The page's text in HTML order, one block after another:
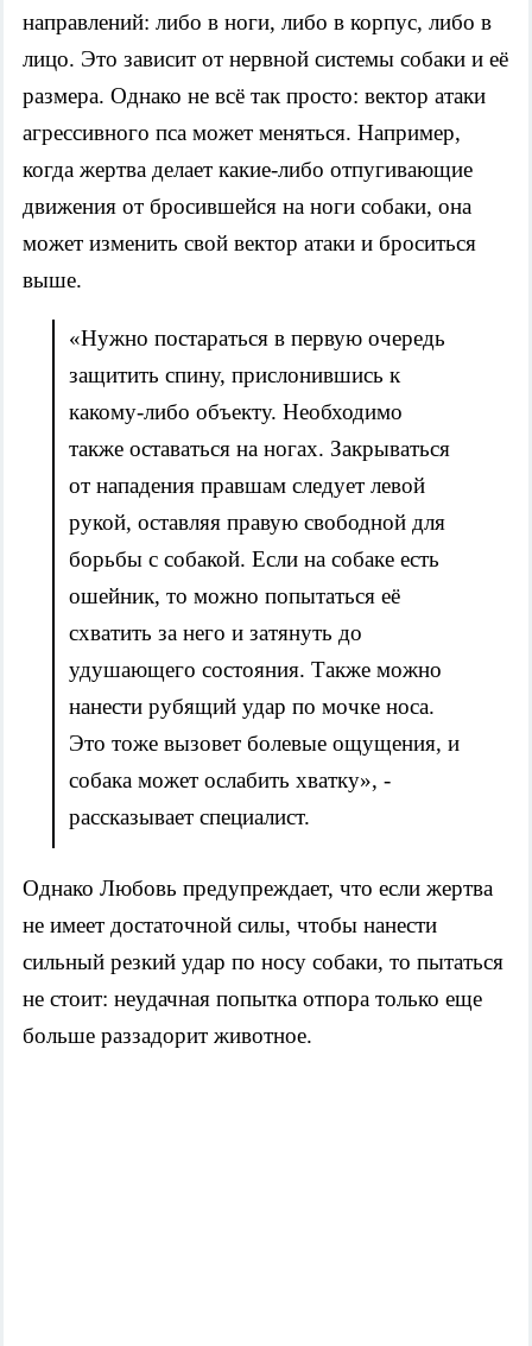
направлений: либо в ноги, либо в корпус, либо в
лицо. Это зависит от нервной системы собаки и её
размера. Однако не всё так просто: вектор атаки
агрессивного пса может меняться. Например,
когда жертва делает какие-либо отпугивающие
движения от бросившейся на ноги собаки, она
может изменить свой вектор атаки и броситься
выше.
«Нужно постараться в первую очередь
защитить спину, прислонившись к
какому-либо объекту. Необходимо
также оставаться на ногах. Закрываться
от нападения правшам следует левой
рукой, оставляя правую свободной для
борьбы с собакой. Если на собаке есть
ошейник, то можно попытаться её
схватить за него и затянуть до
удушающего состояния. Также можно
нанести рубящий удар по мочке носа.
Это тоже вызовет болевые ощущения, и
собака может ослабить хватку», -
рассказывает специалист.
Однако Любовь предупреждает, что если жертва
не имеет достаточной силы, чтобы нанести
сильный резкий удар по носу собаки, то пытаться
не стоит: неудачная попытка отпора только еще
больше раззадорит животное.